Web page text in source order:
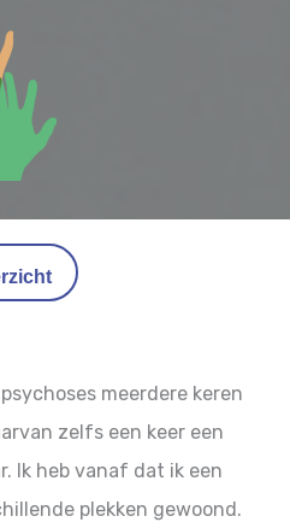
meerdere keren
zelfs een keer een
Ik heb vanaf dat ik een
plekken gewoond.